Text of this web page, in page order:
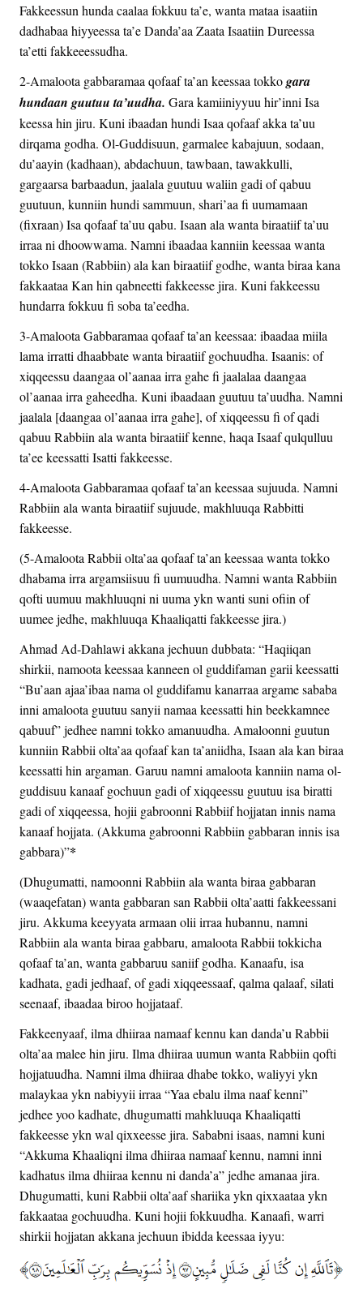
Fakkeessun hunda caalaa fokkuu ta’e, wanta mataa isaatiin
dadhabaa hiyyeessa ta’e Danda’aa Zaata Isaatiin Dureessa
ta’etti fakkeeessudha.
2-Amaloota gabbaramaa qofaaf ta’an keessaa tokkogara
hundaan guutuuta’uudha. Gara kamiiniyyuu hir’inni Isa
keessa hin jiru. Kuni ibaadan hundi Isaa qofaaf akka ta’uu
dirqama godha. Ol-Guddisuun, garmalee kabajuun, sodaan,
du’aayin (kadhaan), abdachuun, tawbaan, tawakkulli,
gargaarsa barbaadun, jaalala guutuu waliin gadi of qabuu
guutuun, kunniin hundi sammuun, shari’aa fi uumamaan
(fixraan) Isa qofaaf ta’uu qabu. Isaan ala wanta biraatiif ta’uu
irraa ni dhoowwama. Namni ibaadaa kanniin keessaa wanta
tokko Isaan (Rabbiin) ala kan biraatiif godhe, wanta biraa kana
fakkaataa Kan hin qabneetti fakkeesse jira. Kuni fakkeessu
hundarra fokkuu fi soba ta’eedha.
3-Amaloota Gabbaramaa qofaaf ta’an keessaa: ibaadaa miila
lama irratti dhaabbate wanta biraatiif gochuudha. Isaanis: of
xiqqeessu daangaa ol’aanaa irra gahe fi jaalalaa daangaa
ol’aanaa irra gaheedha. Kuni ibaadaan guutuu ta’uudha. Namni
jaalala [daangaa ol’aanaa irra gahe], of xiqqeessu fi of qadi
qabuu Rabbiin ala wanta biraatiif kenne, haqa Isaaf qulqulluu
ta’ee keessatti Isatti fakkeesse.
4-Amaloota Gabbaramaa qofaaf ta’an keessaa sujuuda. Namni
Rabbiin ala wanta biraatiif sujuude, makhluuqa Rabbitti
fakkeesse.
(5-Amaloota Rabbii olta’aa qofaaf ta’an keessaa wanta tokko
dhabama irra argamsiisuu fi uumuudha. Namni wanta Rabbiin
qofti uumuu makhluuqni ni uuma ykn wanti suni ofiin of
uumee jedhe, makhluuqa Khaaliqatti fakkeesse jira.)
Ahmad Ad-Dahlawi akkana jechuun dubbata: “Haqiiqan
shirkii, namoota keessaa kanneen ol guddifaman garii keessatti
“Bu’aan ajaa’ibaa nama ol guddifamu kanarraa argame sababa
inni amaloota guutuu sanyii namaa keessatti hin beekkamnee
qabuuf” jedhee namni tokko amanuudha. Amaloonni guutun
kunniin Rabbii olta’aa qofaaf kan ta’aniidha, Isaan ala kan biraa
keessatti hin argaman. Garuu namni amaloota kanniin nama ol-
guddisuu kanaaf gochuun gadi of xiqqeessu guutuu isa biratti
gadi of xiqqeessa, hojii gabroonni Rabbiif hojjatan innis nama
kanaaf hojjata. (Akkuma gabroonni Rabbiin gabbaran innis isa
gabbara)”*
(Dhugumatti, namoonni Rabbiin ala wanta biraa gabbaran
(waaqefatan) wanta gabbaran san Rabbii olta’aatti fakkeessani
jiru. Akkuma keeyyata armaan olii irraa hubannu, namni
Rabbiin ala wanta biraa gabbaru, amaloota Rabbii tokkicha
qofaaf ta’an, wanta gabbaruu saniif godha. Kanaafu, isa
kadhata, gadi jedhaaf, of gadi xiqqeessaaf, qalma qalaaf, silati
seenaaf, ibaadaa biroo hojjataaf.
Fakkeenyaaf, ilma dhiiraa namaaf kennu kan danda’u Rabbii
olta’aa malee hin jiru. Ilma dhiiraa uumun wanta Rabbiin qofti
hojjatuudha. Namni ilma dhiiraa dhabe tokko, waliyyi ykn
malaykaa ykn nabiyyii irraa “Yaa ebalu ilma naaf kenni”
jedhee yoo kadhate, dhugumatti mahkluuqa Khaaliqatti
fakkeesse ykn wal qixxeesse jira. Sababni isaas, namni kuni
“Akkuma Khaaliqni ilma dhiiraa namaaf kennu, namni inni
kadhatus ilma dhiiraa kennu ni danda’a” jedhe amanaa jira.
Dhugumatti, kuni Rabbii olta’aaf shariika ykn qixxaataa ykn
fakkaataa gochuudha. Kuni hojii fokkuudha. Kanaafi, warri
shirkii hojjatan akkana jechuun ibidda keessaa iyyu: